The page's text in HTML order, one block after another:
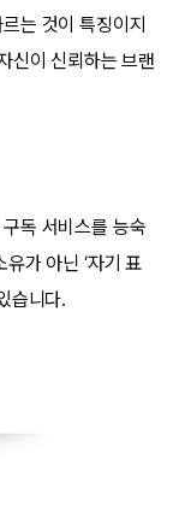
는 것이 특징이지
신이 신뢰하는 브랜
독 서비스를 능숙
가 아닌 ‘자기 표
습니다.